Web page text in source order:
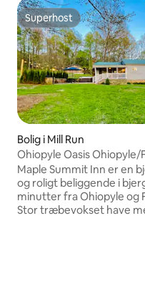
Superhost
Superhost
Bolig i Mill Run
Ohiopyle Oasis
Maple Summit Inn er en
og roligt beliggende i
minutter fra Ohiopyle og
Stor træbevokset have